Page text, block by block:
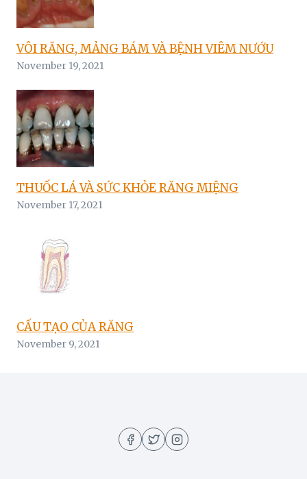
VÔI RĂNG, MẢNG BÁM VÀ BỆNH VIÊM NƯỚU
November 19, 2021
THUỐC LÁ VÀ SỨC KHỎE RĂNG MIỆNG
November 17, 2021
CẤU TẠO CỦA RĂNG
November 9, 2021